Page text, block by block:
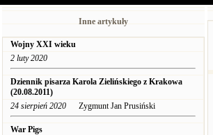
Inne artykuły
Wojny XXI wieku
2 luty 2020
Dziennik pisarza Karola Zielińskiego z Krakowa
(20.08.2011)
24 sierpień 2020 Zygmunt Jan Prusiński
War Pigs